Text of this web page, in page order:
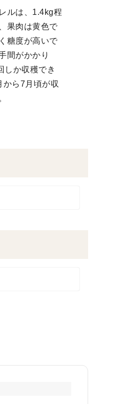
ルは、1.4kg程
果肉は黄色で
糖度が高いで
間がかかり
しか収穫でき
から7月頃が収